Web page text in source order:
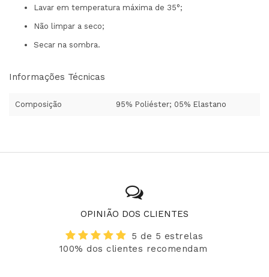
Lavar em temperatura máxima de 35°;
Não limpar a seco;
Secar na sombra.
Informações Técnicas
Composição 95% Poliéster; 05% Elastano
OPINIÃO DOS CLIENTES
5 de 5 estrelas
100% dos clientes recomendam